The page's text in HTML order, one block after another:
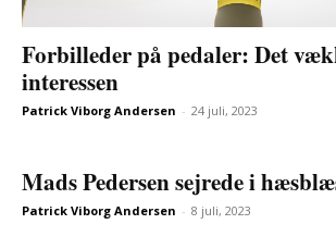
Forbilleder på pedaler: Det
interessen
Patrick Viborg Andersen - 24 juli, 2023
Mads Pedersen sejrede i
Patrick Viborg Andersen - 8 juli, 2023